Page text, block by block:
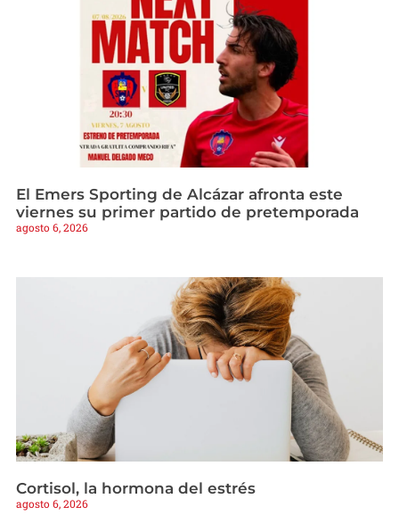
El Emers Sporting de Alcázar afronta este
viernes su primer partido de pretemporada
agosto 6, 2026
Cortisol, la hormona del estrés
agosto 6, 2026